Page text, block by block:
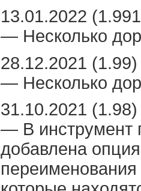
13.01.2022
— Несколько
28.12.2021 (1.99)
— Несколько
31.10.2021 (1.98)
— В инструмент
добавлена
переименования